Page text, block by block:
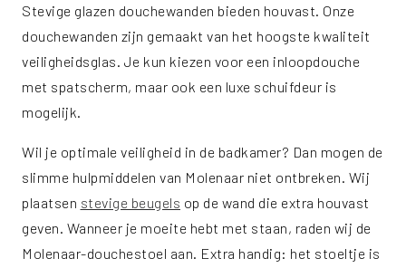
Stevige glazen douchewanden bieden houvast. Onze
douchewanden zijn gemaakt van het hoogste kwaliteit
veiligheidsglas. Je kun kiezen voor een inloopdouche
met spatscherm, maar ook een luxe schuifdeur is
mogelijk.
Wil je optimale veiligheid in de badkamer? Dan mogen de
slimme hulpmiddelen van Molenaar niet ontbreken. Wij
plaatsen stevige beugels op de wand die extra houvast
geven. Wanneer je moeite hebt met staan, raden wij de
Molenaar-douchestoel aan. Extra handig: het stoeltje is